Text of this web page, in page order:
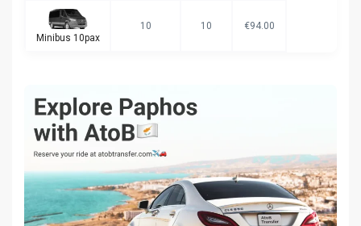
Minibus 10pax
10 10 €94.00